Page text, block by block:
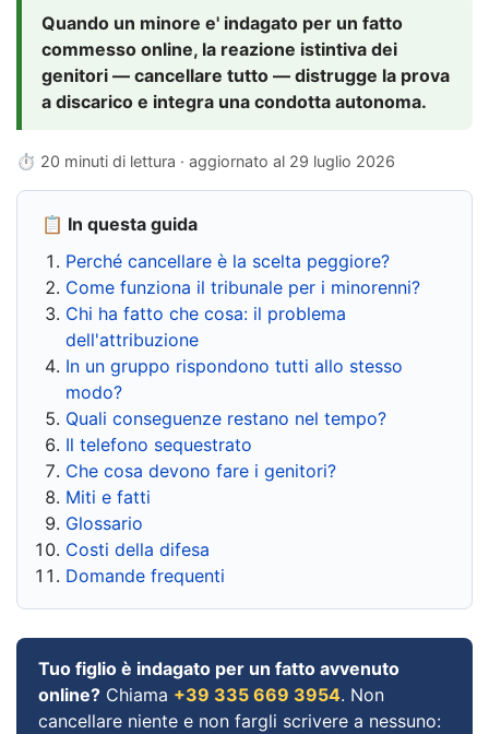
Quando un minore e' indagato per un fatto
commesso online, la reazione istintiva dei
genitori — cancellare tutto — distrugge la prova
a discarico e integra una condotta autonoma.
⏱ 20 minuti di lettura · aggiornato al 29 luglio 2026
📋 In questa guida
Perché cancellare è la scelta peggiore?
Come funziona il tribunale per i minorenni?
Chi ha fatto che cosa: il problema
dell'attribuzione
In un gruppo rispondono tutti allo stesso
modo?
Quali conseguenze restano nel tempo?
Il telefono sequestrato
Che cosa devono fare i genitori?
Miti e fatti
Glossario
Costi della difesa
Domande frequenti
Tuo figlio è indagato per un fatto avvenuto
online? Chiama +39 335 669 3954. Non
cancellare niente e non fargli scrivere a nessuno: